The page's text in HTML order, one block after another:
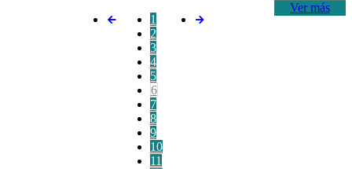
Ver más
1
2
3
4
5
6
7
8
9
10
11